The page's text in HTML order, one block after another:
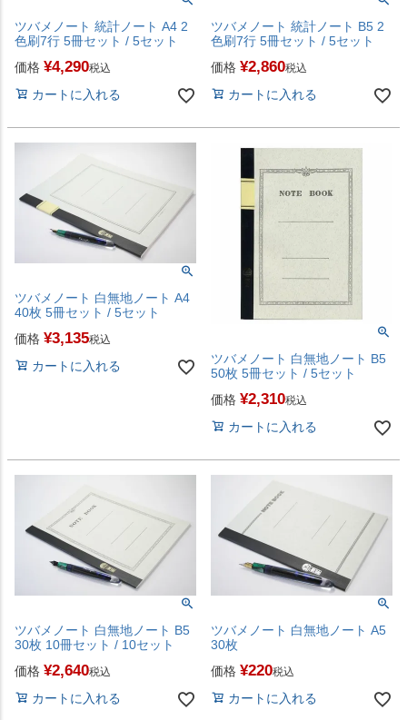
ツバメノート 統計ノート A4 2
色刷7行 5冊セット / 5セット
価格 ¥4,290税込
カートに入れる
ツバメノート 統計ノート B5 2
色刷7行 5冊セット / 5セット
価格 ¥2,860税込
カートに入れる
ツバメノート 白無地ノート A4
40枚 5冊セット / 5セット
価格 ¥3,135税込
カートに入れる
ツバメノート 白無地ノート B5
50枚 5冊セット / 5セット
価格 ¥2,310税込
カートに入れる
ツバメノート 白無地ノート B5
30枚 10冊セット / 10セット
価格 ¥2,640税込
カートに入れる
ツバメノート 白無地ノート A5
30枚
価格 ¥220税込
カートに入れる